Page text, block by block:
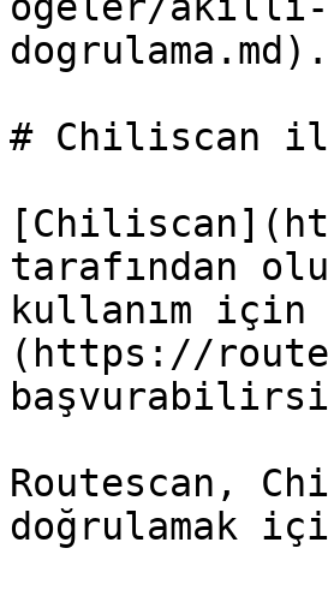
dogrulama.md).
# Chiliscan
tarafından
kullanım
(https://
Routescan,
doğrulamak